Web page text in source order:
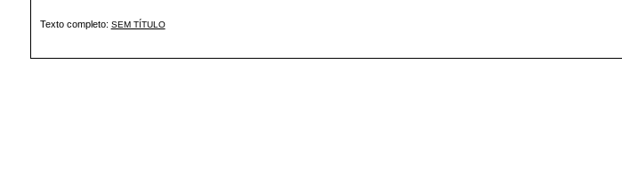
Texto completo: SEM TÍTULO